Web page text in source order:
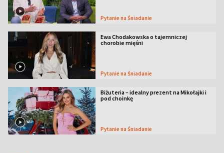
Pytanie na Śniadanie
Ewa Chodakowska o tajemniczej
chorobie mięśni
Pytanie na Śniadanie
Biżuteria – idealny prezent na Mikołajki i
pod choinkę
Pytanie na Śniadanie